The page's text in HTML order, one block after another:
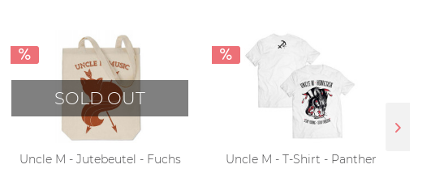
SOLD OUT
Uncle M - Jutebeutel - Fuchs Uncle M - T-Shirt - Panther